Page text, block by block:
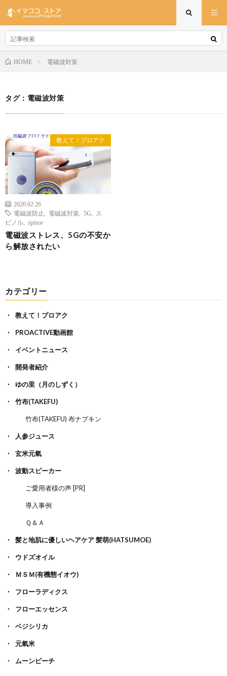
HOME 電磁波対策
タグ：電磁波対策
教えて！プロアク
2020.02.26
電磁波防止
電磁波対策 5G
ス
ピノル
spinor
電磁波ストレス、5Gの不安か
ら解放されたい
カテゴリー
教えて！プロアク
PROACTIVE動画館
イベントニュース
開発者紹介
ゆの里（月のしずく）
竹布(TAKEFU)
竹布(TAKEFU) 布ナプキン
人参ジュース
玄米元氣
波動スピーカー
ご愛用者様の声 [PR]
導入事例
Ｑ＆Ａ
髪と地肌に優しいヘアケア 髪萌(HATSUMOE)
ウドズオイル
ＭＳＭ(有機態イオウ)
フローラディクス
フローエッセンス
ベジシリカ
元氣米
ムーンピーチ